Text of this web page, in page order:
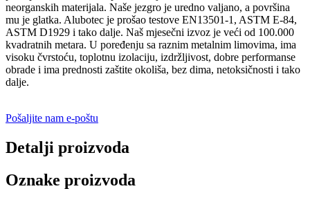
neorganskih materijala. Naše jezgro je uredno valjano, a površina
mu je glatka. Alubotec je prošao testove EN13501-1, ASTM E-84,
ASTM D1929 i tako dalje. Naš mjesečni izvoz je veći od 100.000
kvadratnih metara. U poređenju sa raznim metalnim limovima, ima
visoku čvrstoću, toplotnu izolaciju, izdržljivost, dobre performanse
obrade i ima prednosti zaštite okoliša, bez dima, netoksičnosti i tako
dalje.
Pošaljite nam e-poštu
Detalji proizvoda
Oznake proizvoda